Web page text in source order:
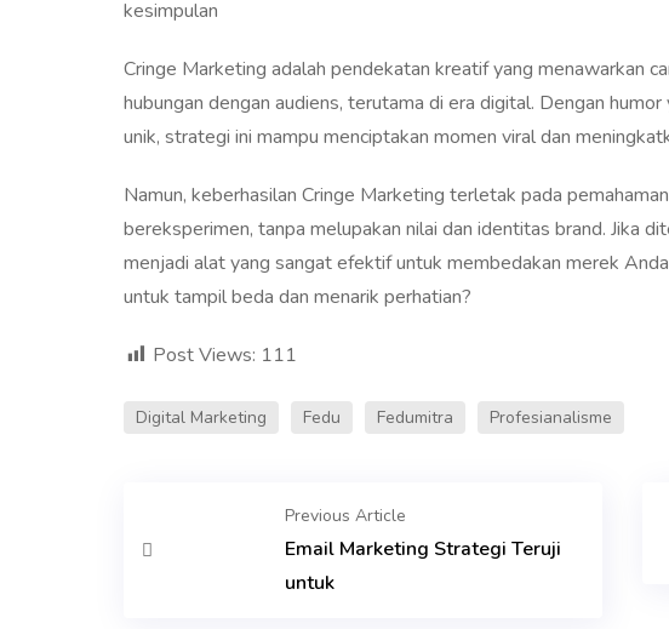
kesimpulan
Cringe Marketing adalah pendekatan kreatif yang menawarkan
hubungan dengan audiens, terutama di era digital. Dengan
unik, strategi ini mampu menciptakan momen viral dan
Namun, keberhasilan Cringe Marketing terletak pada
bereksperimen, tanpa melupakan nilai dan identitas brand. Jika
menjadi alat yang sangat efektif untuk membedakan merek
untuk tampil beda dan menarik perhatian?
Post Views: 111
Digital Marketing Fedu Fedumitra Profesianalisme
Previous Article
Email Marketing Strategi Teruji
untuk